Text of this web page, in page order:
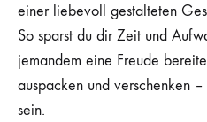
einer liebevoll gestalteten
So sparst du dir Zeit und
jemandem eine Freude
auspacken und verschenken
sein.